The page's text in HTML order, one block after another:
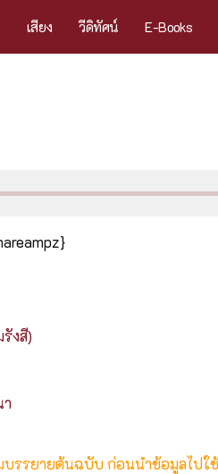
เสียง วีดิทัศน์ E-Books
งสี)
า
รรยายต้นฉบับ ก่อนนำข้อมูลไปใ